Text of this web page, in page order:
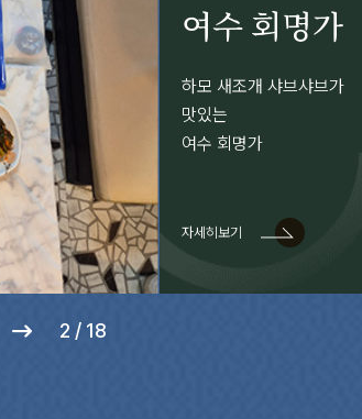
여수 회명가
하모 새조개 샤브샤브가
맛있는
여수 회명가
자세히보기
2 / 18